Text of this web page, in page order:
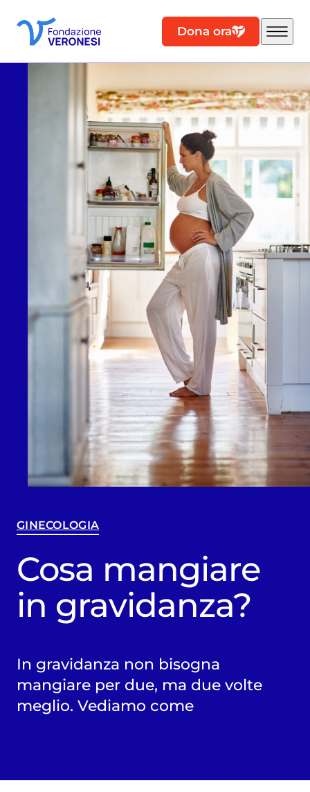
Dona ora
GINECOLOGIA
Cosa mangiare
in gravidanza?
In gravidanza non bisogna
mangiare per due, ma due volte
meglio. Vediamo come